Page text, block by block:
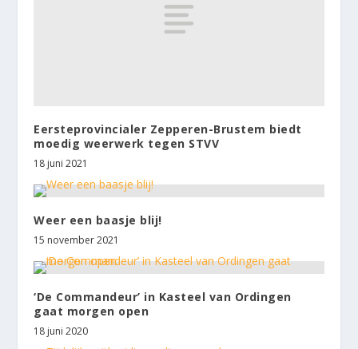
Eersteprovincialer Zepperen-Brustem biedt
moedig weerwerk tegen STVV
18 juni 2021
Weer een baasje blij!
15 november 2021
‘De Commandeur’ in Kasteel van Ordingen
gaat morgen open
18 juni 2020